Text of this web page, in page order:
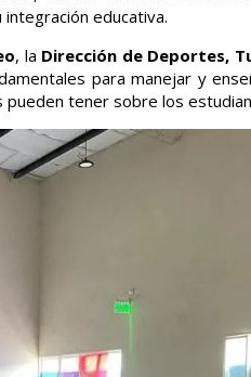
educativa.
, la Dirección de Deportes,
para manejar y
pueden tener sobre los